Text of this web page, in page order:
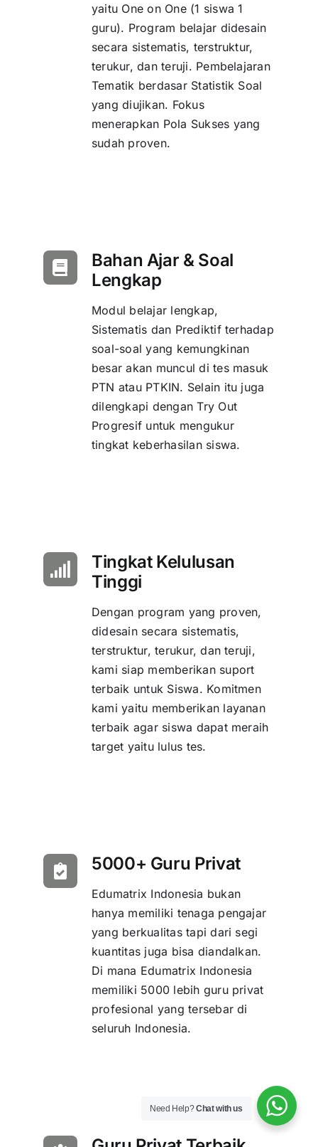
yaitu One on One (1 siswa 1
guru). Program belajar didesain
secara sistematis, terstruktur,
terukur, dan teruji. Pembelajaran
Tematik berdasar Statistik Soal
yang diujikan. Fokus
menerapkan Pola Sukses yang
sudah proven.
Bahan Ajar & Soal
Lengkap
Modul belajar lengkap,
Sistematis dan Prediktif terhadap
soal-soal yang kemungkinan
besar akan muncul di tes masuk
PTN atau PTKIN. Selain itu juga
dilengkapi dengan Try Out
Progresif untuk mengukur
tingkat keberhasilan siswa.
Tingkat Kelulusan
Tinggi
Dengan program yang proven,
didesain secara sistematis,
terstruktur, terukur, dan teruji,
kami siap memberikan suport
terbaik untuk Siswa. Komitmen
kami yaitu memberikan layanan
terbaik agar siswa dapat meraih
target yaitu lulus tes.
5000+ Guru Privat
Edumatrix Indonesia bukan
hanya memiliki tenaga pengajar
yang berkualitas tapi dari segi
kuantitas juga bisa diandalkan.
Di mana Edumatrix Indonesia
memiliki 5000 lebih guru privat
profesional yang tersebar di
seluruh Indonesia.
Need Help?Chat with us